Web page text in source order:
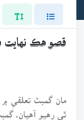
قصو هڪ نهايت
ٿي رهيو آهيان.